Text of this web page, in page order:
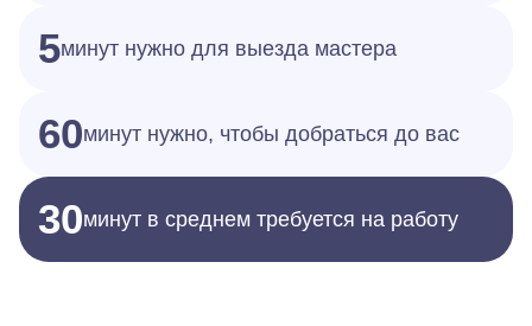
5минут нужно для выезда мастера
60минут нужно, чтобы добраться до вас
30минут в среднем требуется на работу